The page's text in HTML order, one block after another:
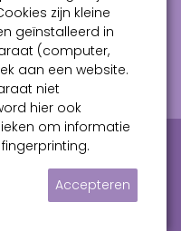
voorwaarden
zijn kleine
geïnstalleerd in
(computer,
aan een website.
niet
hier ook
om informatie
Accepteren